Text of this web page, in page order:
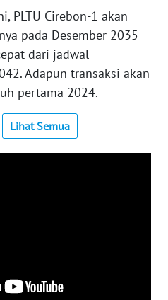
PLTU Cirebon-1 akan
pada Desember 2035
dari jadwal
Adapun transaksi akan
pertama 2024.
Lihat Semua